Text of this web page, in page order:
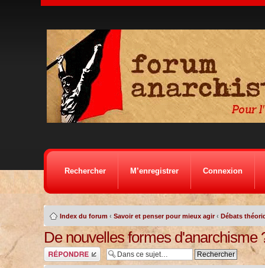
Rechercher M’enregistrer Connexion
Index du forum ‹ Savoir et penser pour mieux agir ‹ Débats
De nouvelles formes d'anarchisme
Répondre